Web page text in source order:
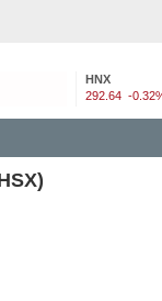
HNX
292.64 -